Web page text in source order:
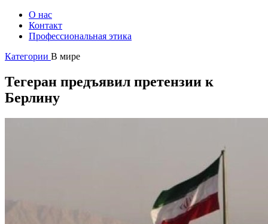
О нас
Контакт
Профессиональная этика
Категории В мире
Тегеран предъявил претензии к
Берлину